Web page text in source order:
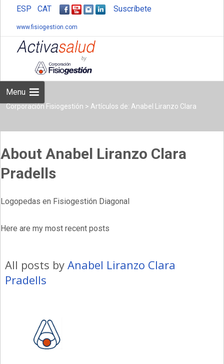
ESP CAT Suscríbete
www.fisiogestion.com
Menu
Corporación Fisiogestión > Artículos de: Anabel Liranzo Clara
Pradells
About Anabel Liranzo Clara
Pradells
Logopedas en Fisiogestión Diagonal
Here are my most recent posts
All posts by Anabel Liranzo Clara
Pradells